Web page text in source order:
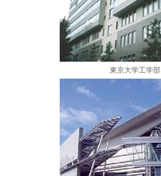
東京大学工学部